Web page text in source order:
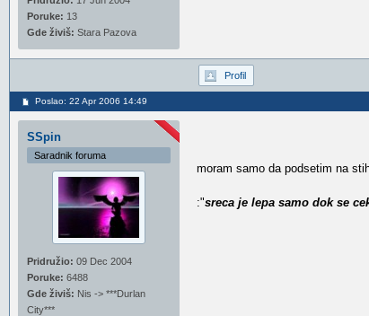
Poruke: 13
Gde živiš: Stara Pazova
Profil
Poslao: 22 Apr 2006 14:49
SSpin
Saradnik foruma
Pridružio: 09 Dec 2004
Poruke: 6488
Gde živiš: Nis -> ***Durlan
City***
moram samo da podsetim na
:"sreca je lepa samo dok se